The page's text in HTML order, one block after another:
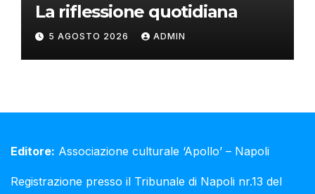
La riflessione quotidiana
5 AGOSTO 2026 ADMIN
Editore: Associazione culturale ‘Apollo’ – Napoli
Registrazione presso il Tribunale di Napoli nr.13 del